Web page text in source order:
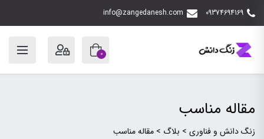
09374694169
info@zangedanesh.com
0
مقاله مناسب
زنگ دانش و فناوری > بلاگ > مقاله مناسب